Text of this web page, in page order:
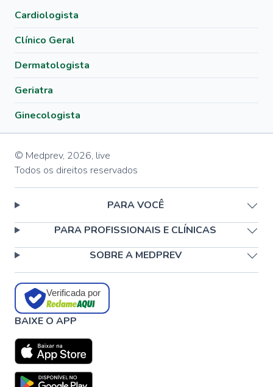
Cardiologista
Clínico Geral
Dermatologista
Geriatra
Ginecologista
© Medprev, 2026, live
Todos os direitos reservados
PARA VOCÊ
PARA PROFISSIONAIS E CLÍNICAS
SOBRE A MEDPREV
Verificada por
BAIXE O APP